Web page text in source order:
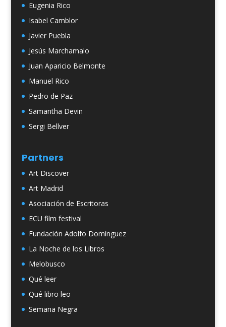
Eugenia Rico
Isabel Camblor
Javier Puebla
Jesús Marchamalo
Juan Aparicio Belmonte
Manuel Rico
Pedro de Paz
Samantha Devin
Sergi Bellver
Partners
Art Discover
Art Madrid
Asociación de Escritoras
ECU film festival
Fundación Adolfo Domínguez
La Noche de los Libros
Melobusco
Qué leer
Qué libro leo
Semana Negra